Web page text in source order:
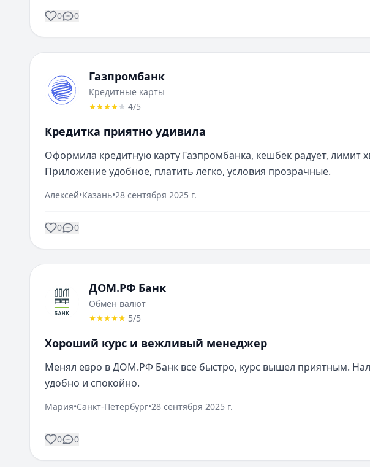
0 0
Газпромбанк
Кредитные карты
4/5
Кредитка приятно удивила
Оформила кредитную карту Газпромбанка, кешбек радует, лимит
Приложение удобное, платить легко, условия прозрачные.
Алексей•Казань•28 сентября 2025 г.
0 0
ДОМ.РФ Банк
Обмен валют
5/5
Хороший курс и вежливый менеджер
Менял евро в ДОМ.РФ Банк все быстро, курс вышел приятным.
удобно и спокойно.
Мария•Санкт-Петербург•28 сентября 2025 г.
0 0